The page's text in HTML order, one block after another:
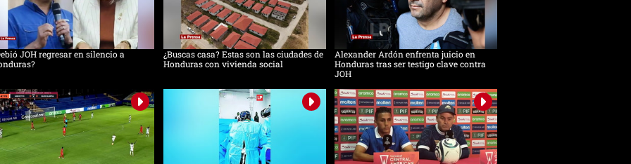
JOH regresar en silencio a
¿Buscas casa? Estas son las ciudades de
Honduras con vivienda social
Alexander Ardón enfrenta juicio en
Honduras tras ser testigo clave contra
JOH